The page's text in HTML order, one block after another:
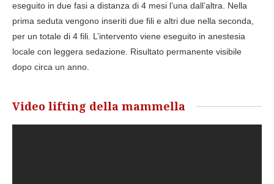
eseguito in due fasi a distanza di 4 mesi l’una dall’altra. Nella
prima seduta vengono inseriti due fili e altri due nella seconda,
per un totale di 4 fili. L’intervento viene eseguito in anestesia
locale con leggera sedazione. Risultato permanente visibile
dopo circa un anno.
Video lifting della mammella